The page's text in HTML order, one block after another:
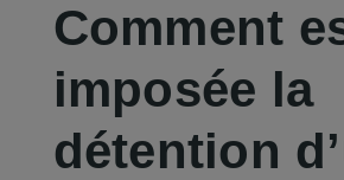
Comment
imposée la
détention